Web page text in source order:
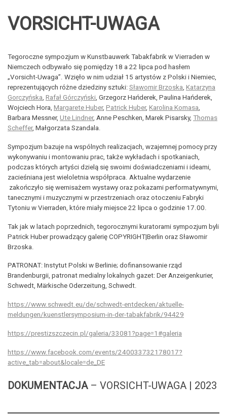
VORSICHT-UWAGA
Tegoroczne sympozjum w Kunstbauwerk Tabakfabrik w Vierraden w
Niemczech odbywało się pomiędzy 18 a 22 lipca pod hasłem
„Vorsicht-Uwaga”. Wzięło w nim udział 15 artystów z Polski i Niemiec,
reprezentujących różne dziedziny sztuki: Sławomir Brzoska Katarzyna
Gorczyńska Rafał Górczyński , Grzegorz Hańderek, Paulina Hańderek,
Wojciech Hora, Margarete Huber, Patrick Huber, Karolina Komasa
Barbara Messner, Ute Lindner, Anne Peschken, Marek Pisarsky, Thomas
Scheffer, Małgorzata Szandala.
Sympozjum bazuje na wspólnych realizacjach, wzajemnej pomocy przy
wykonywaniu i montowaniu prac, także wykładach i spotkaniach,
podczas których artyści dzielą się swoimi doświadczeniami i ideami,
zacieśniana jest wieloletnia współpraca. Aktualne wydarzenie
zakończyło się wernisażem wystawy oraz pokazami performatywnymi,
tanecznymi i muzycznymi w przestrzeniach oraz otoczeniu Fabryki
Tytoniu w Vierraden, które miały miejsce 22 lipca o godzinie 17.00.
Tak jak w latach poprzednich, tegorocznymi kuratorami sympozjum byli
Patrick Huber prowadzący galerię COPYRIGHT|Berlin oraz Sławomir
Brzoska.
PATRONAT: Instytut Polski w Berlinie; dofinansowanie rząd
Brandenburgii, patronat medialny lokalnych gazet: Der Anzeigenkurier,
Schwedt, Märkische Oderzeitung, Schwedt.
https://www.schwedt.eu/de/schwedt-entdecken/aktuelle-
meldungen/kuenstlersymposium-in-der-tabakfabrik/94429
https://prestizszczecin.pl/galeria/33081?page=1#galeria
https://www.facebook.com/events/240033732178017?
active_tab=about&locale=de_DE
DOKUMENTACJA – VORSICHT-UWAGA | 2023